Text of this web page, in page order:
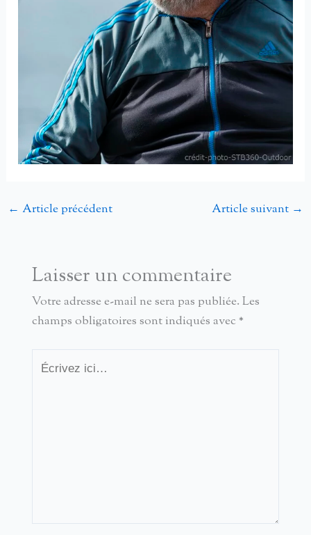
← Article précédent Article suivant →
Laisser un commentaire
Votre adresse e-mail ne sera pas publiée. Les
champs obligatoires sont indiqués avec *
Écrivez
ici…